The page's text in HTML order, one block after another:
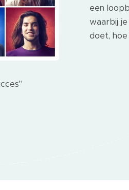
een
waarbij je
doet, hoe